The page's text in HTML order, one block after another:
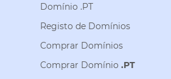
Domínio .PT
Registo de Domínios
Comprar Domínios
Comprar Domínio .PT